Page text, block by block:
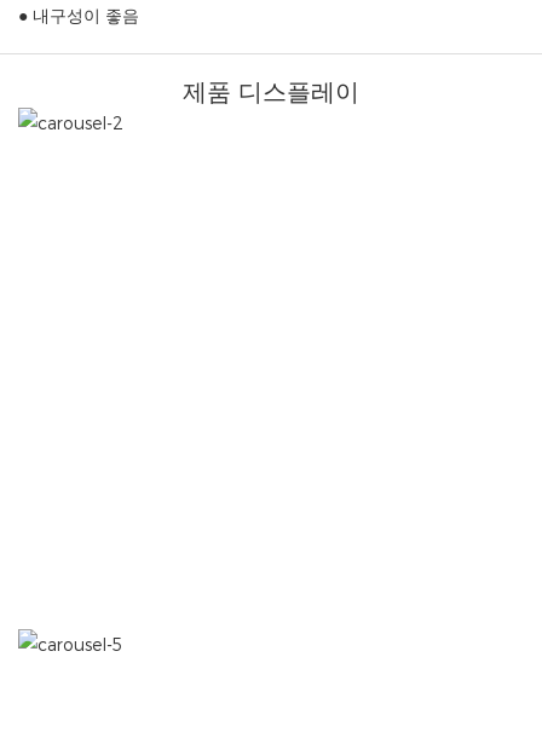
● 내구성이 좋음
제품 디스플레이